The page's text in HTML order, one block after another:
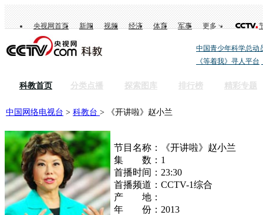
央视网首页 新闻 视频 经济 体育 军事 更多
中国青少年科学总动
《等着我》寻人平台
科教首页 分类点播 探索图库 排行榜 精彩专题
中国网络电视台 > 科教台 > 《开讲啦》赵小兰
节目名称：
《开讲啦》赵小兰
集 数：1
首播时间：23:30
首播频道：CCTV-1综合
产 地：
年 份：2013